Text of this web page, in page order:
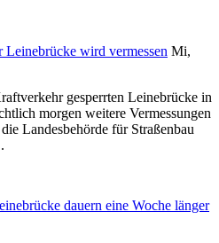
Leinebrücke wird vermessen Mi,
gesperrten Leinebrücke in
morgen weitere Vermessungen
Landesbehörde für Straßenbau
dauern eine Woche länger